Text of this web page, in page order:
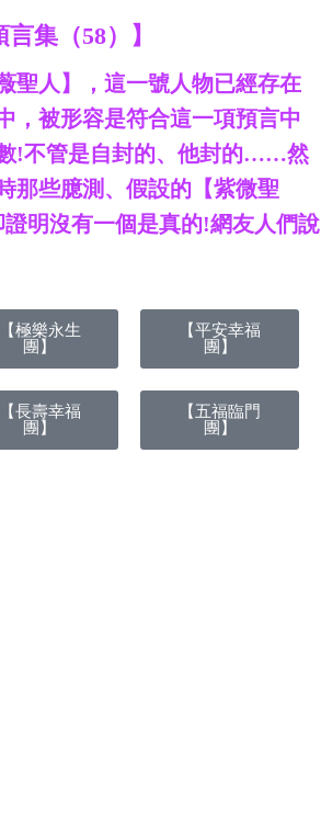
言集（58）】
聖人】，這一號人物已經存在
，被形容是符合這一項預言中
!不管是自封的、他封的……然
那些臆測、假設的【紫微聖
明沒有一個是真的!網友人們說
【極樂永生
團】
【長壽幸福
團】
【平安幸福
團】
【五福臨門
團】